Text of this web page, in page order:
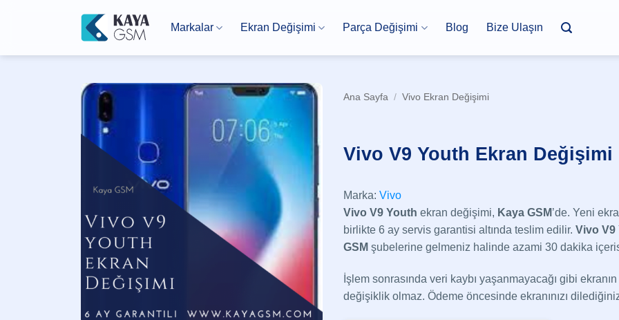
Markalar Ekran Değişimi Parça Değişimi Blog Bize Ulaşın
Ana Sayfa / Vivo Ekran Değişimi
Vivo V9 Youth Ekran Değişimi
Marka: Vivo
Vivo V9 Youth ekran değişimi, Kaya GSM’de. Yeni
birlikte 6 ay servis garantisi altında teslim edilir. Vivo V9
GSM şubelerine gelmeniz halinde azami 30 dakika
İşlem sonrasında veri kaybı yaşanmayacağı gibi
değişiklik olmaz. Ödeme öncesinde ekranınızı